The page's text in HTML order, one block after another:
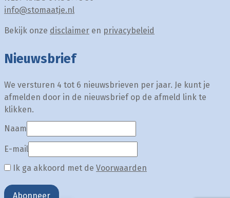
info@stomaatje.nl
Bekijk onze disclaimer en privacybeleid
Nieuwsbrief
We versturen 4 tot 6 nieuwsbrieven per jaar. Je kunt je
afmelden door in de nieuwsbrief op de afmeld link te
klikken.
Naam
E-mail
Ik ga akkoord met de Voorwaarden
Abonneer